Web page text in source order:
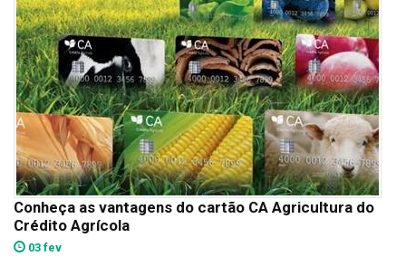
Conheça as vantagens do cartão CA Agricultura do
Crédito Agrícola
03 fev